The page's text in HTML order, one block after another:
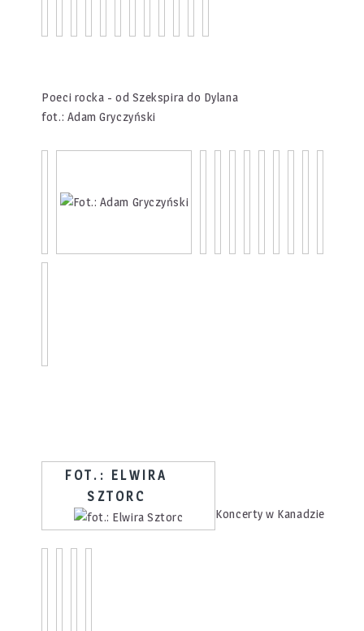
Poeci rocka - od Szekspira do Dylana
fot.: Adam Gryczyński
FOT.: ELWIRA
SZTORC
Koncerty w Kanadzie